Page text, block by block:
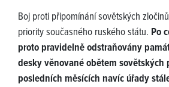
Boj proti připomínání sovětských
priority současného ruského státu. Po
proto pravidelně odstraňovány
desky věnované obětem sovětských
posledních měsících navíc úřady